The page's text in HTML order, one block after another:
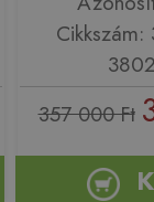
357 000 Ft